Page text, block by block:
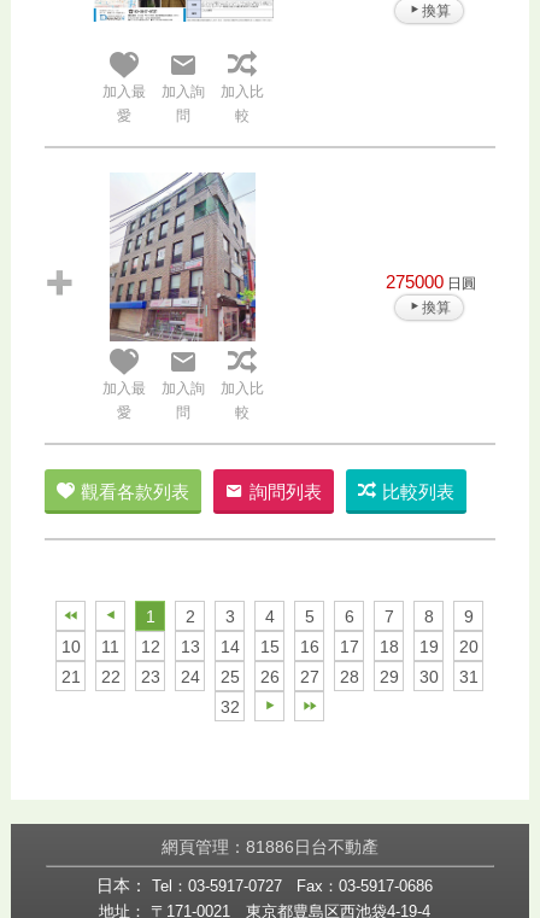
加入最
愛
加入詢
問
加入比
較
換算
加入最
愛
加入詢
問
加入比
較
275000 日圓
換算
觀看各款列表 詢問列表 比較列表
1 2 3 4 5 6 7 8
9
10
11 12 13 14 15 16 17 18 19
20
21
22 23 24 25 26 27 28 29 30
31
32
網頁管理：81886日台不動產
日本：
Tel：03-5917-0727
Fax：03-5917-0686
地址： 〒171-0021 東京都豊島区西池袋4-19-4